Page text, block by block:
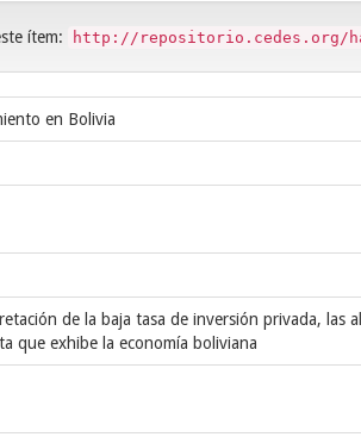
ítem: http://repositorio.cedes.org/
en Bolivia
de la baja tasa de inversión privada, las
que exhibe la economía boliviana